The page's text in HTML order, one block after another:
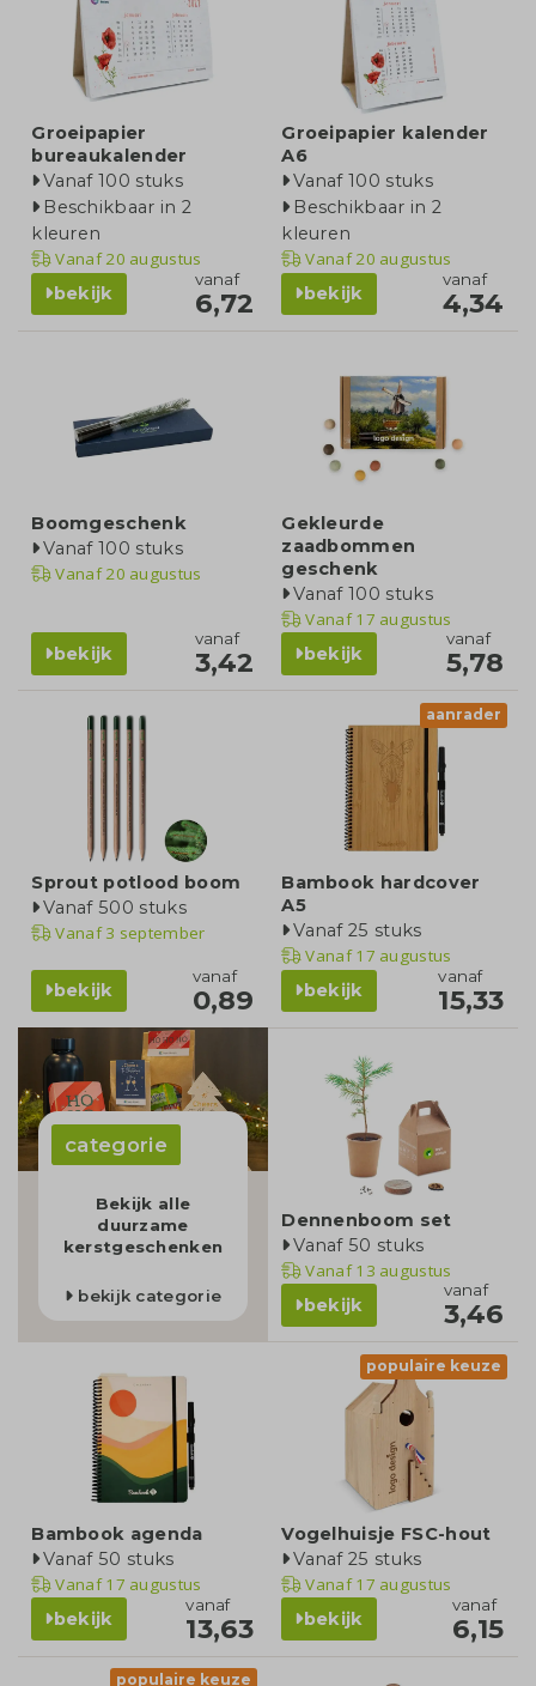
Groeipapier
bureaukalender
Vanaf 100 stuks
Beschikbaar in 2
kleuren
Vanaf20 augustus
bekijk
vanaf
6,72
Groeipapier kalender
A6
Vanaf 100 stuks
Beschikbaar in 2
kleuren
Vanaf20 augustus
bekijk
vanaf
4,34
Boomgeschenk
Vanaf 100 stuks
Vanaf20 augustus
bekijk
vanaf
3,42
Gekleurde
zaadbommen
geschenk
Vanaf 100 stuks
Vanaf17 augustus
bekijk
vanaf
5,78
Sprout potlood boom
Vanaf 500 stuks
Vanaf3 september
bekijk
vanaf
0,89
aanrader
Bambook hardcover
A5
Vanaf 25 stuks
Vanaf17 augustus
bekijk
vanaf
15,33
categorie
Bekijk alle
duurzame
kerstgeschenken
bekijk categorie
Dennenboom set
Vanaf 50 stuks
Vanaf13 augustus
bekijk
vanaf
3,46
Bambook agenda
Vanaf 50 stuks
Vanaf17 augustus
bekijk
vanaf
13,63
populaire keuze
Vogelhuisje FSC-hout
Vanaf 25 stuks
Vanaf17 augustus
bekijk
vanaf
6,15
populaire keuze